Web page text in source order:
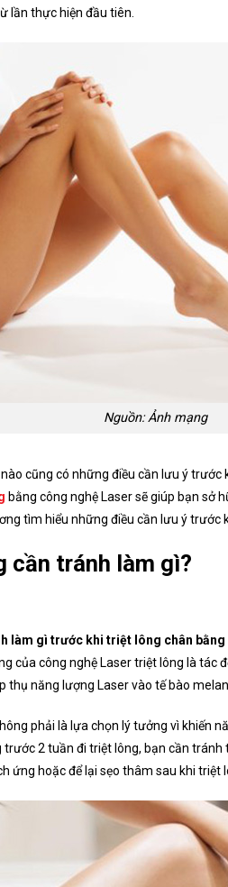
lần thực hiện đầu tiên.
Nguồn: Ảnh mạng
cũng có những điều cần lưu ý trước
bằng công nghệ Laser sẽ giúp bạn sở
tìm hiểu những điều cần lưu ý trước
tránh làm gì?
làm gì trước khi triệt lông chân bằng
của công nghệ Laser triệt lông là tác
thụ năng lượng Laser vào tế bào
phải là lựa chọn lý tưởng vì khiến
2 tuần đi triệt lông, bạn cần
ứng hoặc để lại sẹo thâm sau khi triệt